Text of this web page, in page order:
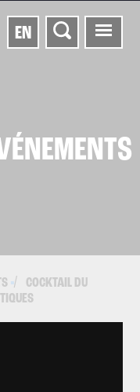
EN
▪
COCKTAIL DU